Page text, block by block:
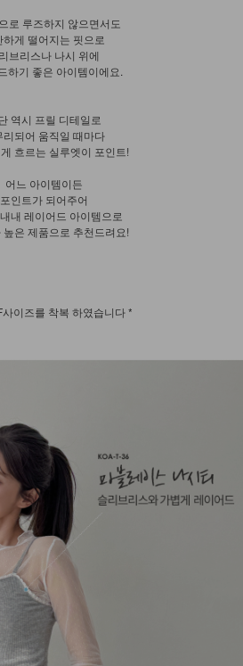
로 루즈하지 않으면서도
하게 떨어지는 핏으로
브리스나 나시 위에
하기 좋은 아이템이에요.
역시 프릴 디테일로
리되어 움직일 때마다
흐르는 실루엣이 포인트!
어느 아이템이든
포인트가 되어주어
내 레이어드 아이템으로
높은 제품으로 추천드려요!
이즈를 착복 하였습니다 *